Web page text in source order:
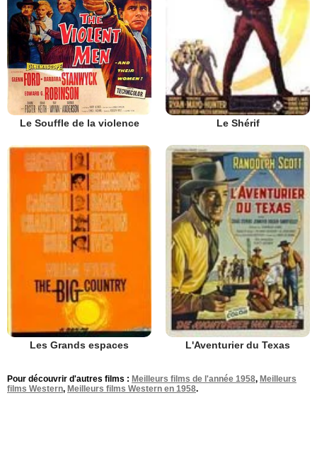
Le Souffle de la violence Le Shérif
Les Grands espaces L'Aventurier du Texas
Pour découvrir d'autres films : Meilleurs films de l'année 1958, Meilleurs
films Western, Meilleurs films Western en 1958.